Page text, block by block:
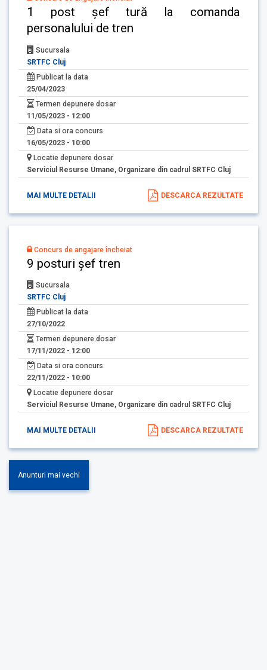
1 post șef tură la comanda
personalului de tren
Sucursala
SRTFC Cluj
Publicat la data
25/04/2023
Termen depunere dosar
11/05/2023 - 12:00
Data si ora concurs
16/05/2023 - 10:00
Locatie depunere dosar
Serviciul Resurse Umane, Organizare din cadrul SRTFC Cluj
MAI MULTE DETALII DESCARCA REZULTATE
Concurs de angajare încheiat
9 posturi șef tren
Sucursala
SRTFC Cluj
Publicat la data
27/10/2022
Termen depunere dosar
17/11/2022 - 12:00
Data si ora concurs
22/11/2022 - 10:00
Locatie depunere dosar
Serviciul Resurse Umane, Organizare din cadrul SRTFC Cluj
MAI MULTE DETALII DESCARCA REZULTATE
Anunturi mai vechi